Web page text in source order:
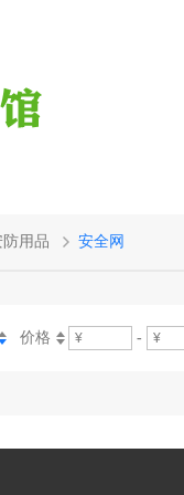
用品 安全网
价格 -